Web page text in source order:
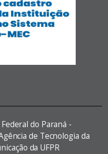
do Paraná -
de Tecnologia da
da UFPR